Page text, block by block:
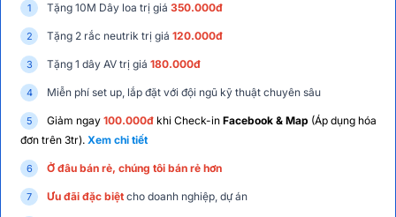
Tặng 10M Dây loa trị giá 350.000đ
Tặng 2 rắc neutrik trị giá 120.000đ
Tặng 1 dây AV trị giá 180.000đ
Miễn phí set up, lắp đặt với đội ngũ kỹ thuật chuyên sâu
Giảm ngay 100.000đ khi Check-in Facebook & Map (Áp dụng hóa
đơn trên 3tr). Xem chi tiết
Ở đâu bán rẻ, chúng tôi bán rẻ hơn
Ưu đãi đặc biệt cho doanh nghiệp, dự án